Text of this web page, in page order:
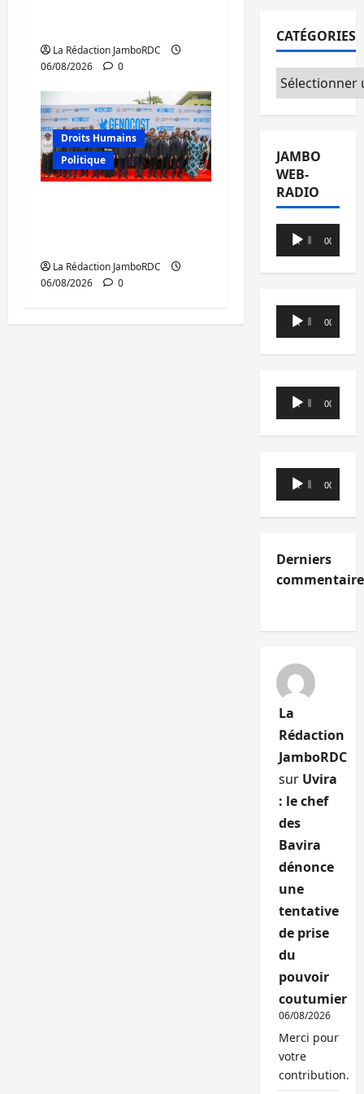
La Rédaction JamboRDC
06/08/2026
0
Droits Humains
Politique
La Rédaction JamboRDC
06/08/2026
0
CATÉGORIES
Catégories
JAMBO
WEB-
RADIO
Lecteur
audio
00:00 00:00
Lecteur
audio
00:00 00:00
Lecteur
audio
00:00 00:00
Lecteur
audio
00:00 00:00
Derniers
La
Rédaction
JamboRDC
sur Uvira
: le chef
des
Bavira
dénonce
une
tentative
de prise
du
pouvoir
coutumier
06/08/2026
Merci pour
votre
contribution.